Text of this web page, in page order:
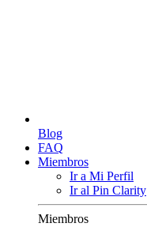
Blog
FAQ
Miembros
Ir a Mi Perfil
Ir al Pin Clarity
Miembros